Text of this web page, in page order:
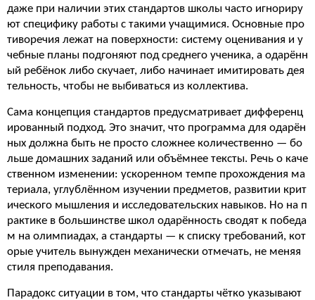
даже при наличии этих стандартов школы часто игнориру
ют специфику работы с такими учащимися. Основные про
тиворечия лежат на поверхности: систему оценивания и у
чебные планы подгоняют под среднего ученика, а одарённ
ый ребёнок либо скучает, либо начинает имитировать дея
тельность, чтобы не выбиваться из коллектива.
Сама концепция стандартов предусматривает дифференц
ированный подход. Это значит, что программа для одарён
ных должна быть не просто сложнее количественно — бо
льше домашних заданий или объёмнее тексты. Речь о каче
ственном изменении: ускоренном темпе прохождения ма
териала, углублённом изучении предметов, развитии крит
ического мышления и исследовательских навыков. Но на п
рактике в большинстве школ одарённость сводят к победа
м на олимпиадах, а стандарты — к списку требований, кот
орые учитель вынужден механически отмечать, не меняя
стиля преподавания.
Парадокс ситуации в том, что стандарты чётко указывают